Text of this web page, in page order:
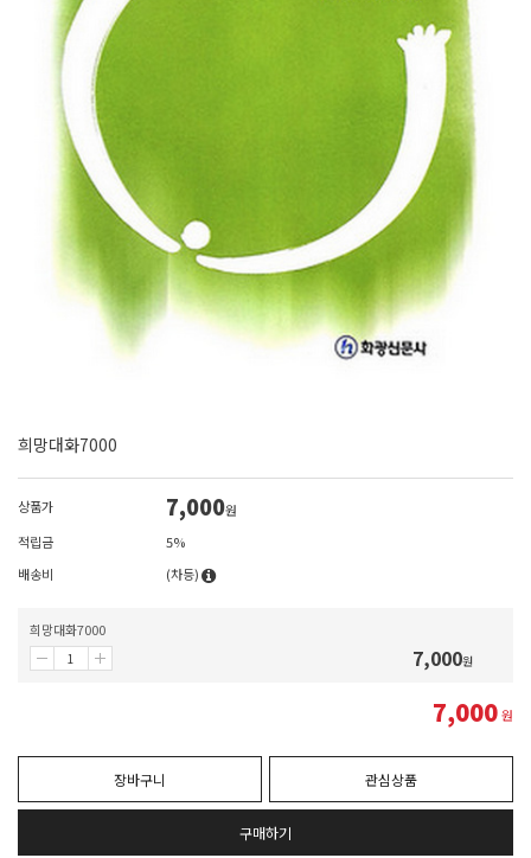
희망대화7000
상품가 7,000원
적립금
5%
배송비
(차등)
희망대화7000
7,000원
7,000원
장바구니 관심상품
구매하기